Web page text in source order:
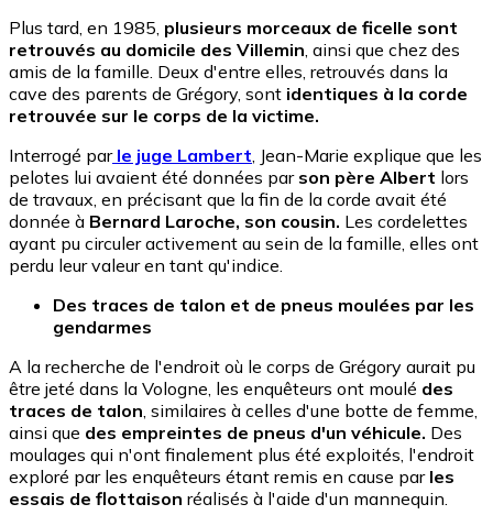
Plus tard, en 1985, plusieurs morceaux de ficelle sont
retrouvés au domicile des Villemin, ainsi que chez des
amis de la famille. Deux d'entre elles, retrouvés dans la
cave des parents de Grégory, sont identiques à la corde
retrouvée sur le corps de la victime.
Interrogé parle juge Lambert, Jean-Marie explique que les
pelotes lui avaient été données par son père Albert lors
de travaux, en précisant que la fin de la corde avait été
donnée à Bernard Laroche, son cousin. Les cordelettes
ayant pu circuler activement au sein de la famille, elles ont
perdu leur valeur en tant qu'indice.
Des traces de talon et de pneus moulées par les
gendarmes
A la recherche de l'endroit où le corps de Grégory aurait pu
être jeté dans la Vologne, les enquêteurs ont moulé des
traces de talon, similaires à celles d'une botte de femme,
ainsi que des empreintes de pneus d'un véhicule. Des
moulages qui n'ont finalement plus été exploités, l'endroit
exploré par les enquêteurs étant remis en cause par les
essais de flottaison réalisés à l'aide d'un mannequin.